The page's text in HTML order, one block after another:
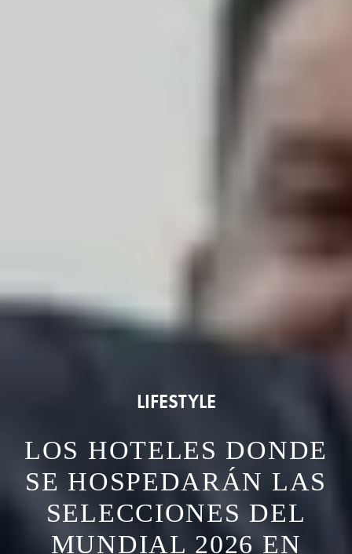
LIFESTYLE
LOS HOTELES DONDE
SE HOSPEDARÁN LAS
SELECCIONES DEL
MUNDIAL 2026 EN